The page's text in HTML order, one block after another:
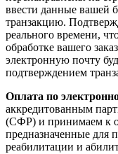
ввести данные вашей
транзакцию.
реального времени,
обработке вашего
электронную почту
подтверждением
Оплата по
аккредитованным
(СФР) и принимаем к
предназначенные для
реабилитации и